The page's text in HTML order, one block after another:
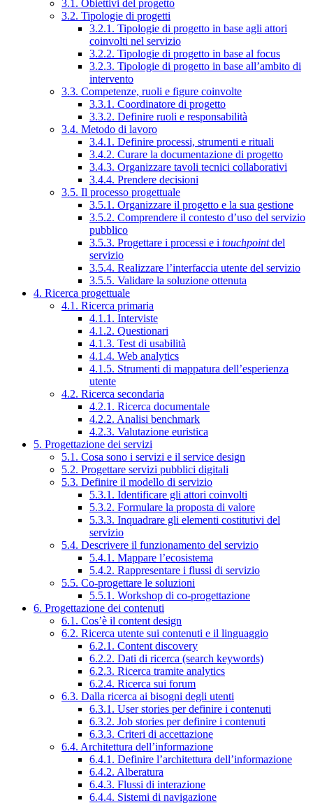
3.1. Obiettivi del progetto
3.2. Tipologie di progetti
3.2.1. Tipologie di progetto in base agli attori
coinvolti nel servizio
3.2.2. Tipologie di progetto in base al focus
3.2.3. Tipologie di progetto in base all’ambito di
intervento
3.3. Competenze, ruoli e figure coinvolte
3.3.1. Coordinatore di progetto
3.3.2. Definire ruoli e responsabilità
3.4. Metodo di lavoro
3.4.1. Definire processi, strumenti e rituali
3.4.2. Curare la documentazione di progetto
3.4.3. Organizzare tavoli tecnici collaborativi
3.4.4. Prendere decisioni
3.5. Il processo progettuale
3.5.1. Organizzare il progetto e la sua gestione
3.5.2. Comprendere il contesto d’uso del servizio
pubblico
3.5.3. Progettare i processi e i touchpointdel
servizio
3.5.4. Realizzare l’interfaccia utente del servizio
3.5.5. Validare la soluzione ottenuta
4. Ricerca progettuale
4.1. Ricerca primaria
4.1.1. Interviste
4.1.2. Questionari
4.1.3. Test di usabilità
4.1.4. Web analytics
4.1.5. Strumenti di mappatura dell’esperienza
utente
4.2. Ricerca secondaria
4.2.1. Ricerca documentale
4.2.2. Analisi benchmark
4.2.3. Valutazione euristica
5. Progettazione dei servizi
5.1. Cosa sono i servizi e il service design
5.2. Progettare servizi pubblici digitali
5.3. Definire il modello di servizio
5.3.1. Identificare gli attori coinvolti
5.3.2. Formulare la proposta di valore
5.3.3. Inquadrare gli elementi costitutivi del
servizio
5.4. Descrivere il funzionamento del servizio
5.4.1. Mappare l’ecosistema
5.4.2. Rappresentare i flussi di servizio
5.5. Co-progettare le soluzioni
5.5.1. Workshop di co-progettazione
6. Progettazione dei contenuti
6.1. Cos’è il content design
6.2. Ricerca utente sui contenuti e il linguaggio
6.2.1. Content discovery
6.2.2. Dati di ricerca (search keywords)
6.2.3. Ricerca tramite analytics
6.2.4. Ricerca sui forum
6.3. Dalla ricerca ai bisogni degli utenti
6.3.1. User stories per definire i contenuti
6.3.2. Job stories per definire i contenuti
6.3.3. Criteri di accettazione
6.4. Architettura dell’informazione
6.4.1. Definire l’architettura dell’informazione
6.4.2. Alberatura
6.4.3. Flussi di interazione
6.4.4. Sistemi di navigazione